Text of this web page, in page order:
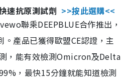
速抗原測試劑 >>按此選購<<
聯乘DEEPBLUE合作推出，
產品已獲得歐盟CE認證，主
，能有效檢測Omicron及Delta
，最快15分鐘就能知道檢測